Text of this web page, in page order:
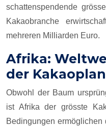
schattenspendende
Kakaobranche
mehreren Milliarden Euro.
Afrika:
der
Obwohl der Baum
ist Afrika der grösste
Bedingungen